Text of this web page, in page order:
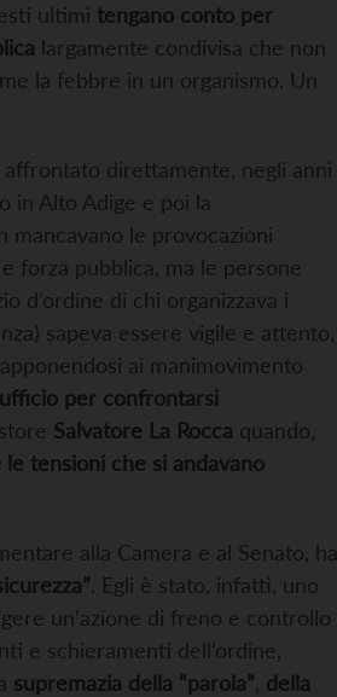
ultimi tengano conto per
largamente condivisa che non
la febbre in un organismo. Un
direttamente, negli anni
in Alto Adige e poi la
mancavano le provocazioni
forza pubblica, ma le persone
d’ordine di chi organizzava i
sapeva essere vigile e attento,
ai manimovimento
per confrontarsi
Salvatore La Rocca quando,
tensioni che si andavano
alla Camera e al Senato, ha
. Egli è stato, infatti, uno
un’azione di freno e controllo
e schieramenti dell’ordine,
supremazia della “parola” della